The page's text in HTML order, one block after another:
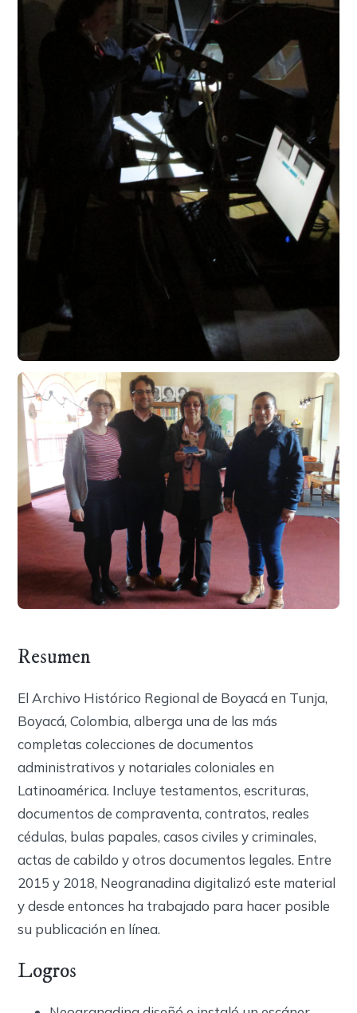
Resumen
El Archivo Histórico Regional de Boyacá en Tunja,
Boyacá, Colombia, alberga una de las más
completas colecciones de documentos
administrativos y notariales coloniales en
Latinoamérica. Incluye testamentos, escrituras,
documentos de compraventa, contratos, reales
cédulas, bulas papales, casos civiles y criminales,
actas de cabildo y otros documentos legales. Entre
2015 y 2018, Neogranadina digitalizó este material
y desde entonces ha trabajado para hacer posible
su publicación en línea.
Logros